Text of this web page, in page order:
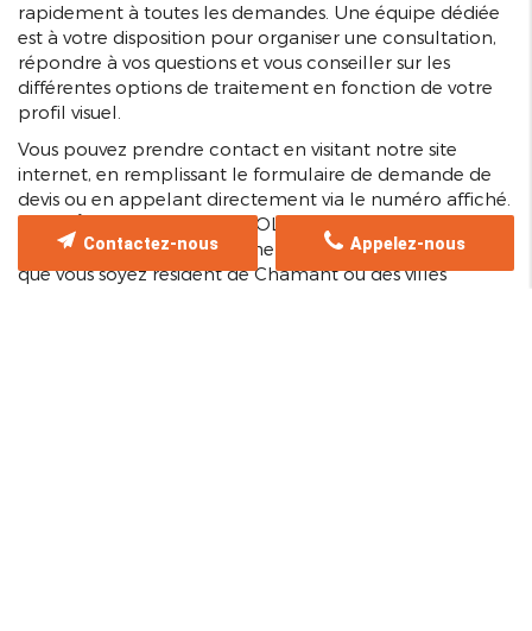
rapidement à toutes les demandes. Une équipe dédiée
est à votre disposition pour organiser une consultation,
répondre à vos questions et vous conseiller sur les
différentes options de traitement en fonction de votre
profil visuel.
Vous pouvez prendre contact en visitant notre site
internet, en remplissant le formulaire de demande de
devis ou en appelant directement via le numéro affiché.
PO2 PÔLE OISE OPHTALMOLOGIE intervient
rapidement pour assurer une prise en charge efficace,
que vous soyez résident de Chamant ou des villes
Appelez-nous
Contactez-nous